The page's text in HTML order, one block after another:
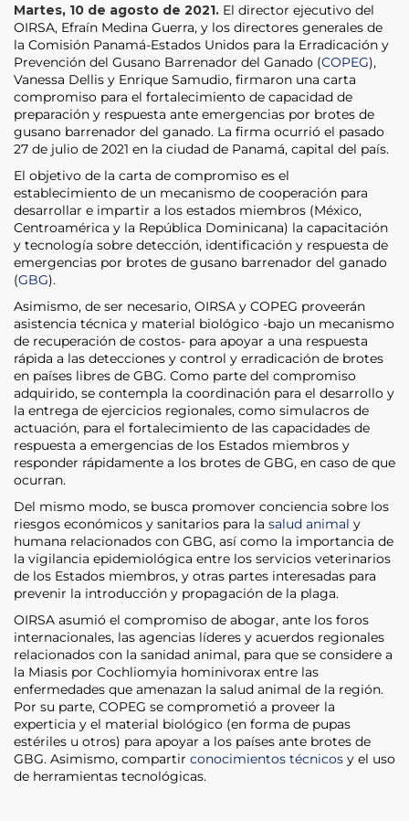
Martes, 10 de agosto de 2021. El director ejecutivo del
OIRSA, Efraín Medina Guerra, y los directores generales de
la Comisión Panamá-Estados Unidos para la Erradicación y
Prevención del Gusano Barrenador del Ganado (COPEG),
Vanessa Dellis y Enrique Samudio, firmaron una carta
compromiso para el fortalecimiento de capacidad de
preparación y respuesta ante emergencias por brotes de
gusano barrenador del ganado. La firma ocurrió el pasado
27 de julio de 2021 en la ciudad de Panamá, capital del país.
El objetivo de la carta de compromiso es el
establecimiento de un mecanismo de cooperación para
desarrollar e impartir a los estados miembros (México,
Centroamérica y la República Dominicana) la capacitación
y tecnología sobre detección, identificación y respuesta de
emergencias por brotes de gusano barrenador del ganado
(GBG).
Asimismo, de ser necesario, OIRSA y COPEG proveerán
asistencia técnica y material biológico -bajo un mecanismo
de recuperación de costos- para apoyar a una respuesta
rápida a las detecciones y control y erradicación de brotes
en países libres de GBG. Como parte del compromiso
adquirido, se contempla la coordinación para el desarrollo y
la entrega de ejercicios regionales, como simulacros de
actuación, para el fortalecimiento de las capacidades de
respuesta a emergencias de los Estados miembros y
responder rápidamente a los brotes de GBG, en caso de que
ocurran.
Del mismo modo, se busca promover conciencia sobre los
riesgos económicos y sanitarios para la salud animal y
humana relacionados con GBG, así como la importancia de
la vigilancia epidemiológica entre los servicios veterinarios
de los Estados miembros, y otras partes interesadas para
prevenir la introducción y propagación de la plaga.
OIRSA asumió el compromiso de abogar, ante los foros
internacionales, las agencias líderes y acuerdos regionales
relacionados con la sanidad animal, para que se considere a
la Miasis por Cochliomyia hominivorax entre las
enfermedades que amenazan la salud animal de la región.
Por su parte, COPEG se comprometió a proveer la
experticia y el material biológico (en forma de pupas
estériles u otros) para apoyar a los países ante brotes de
GBG. Asimismo, compartir conocimientos técnicos y el uso
de herramientas tecnológicas.